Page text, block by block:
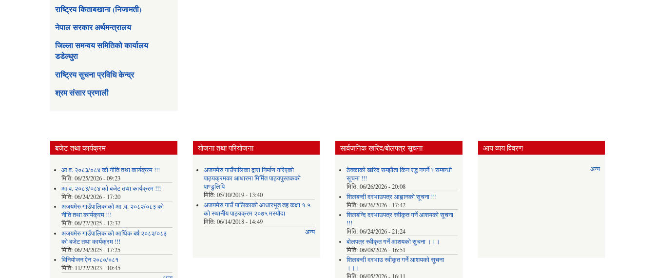
राष्ट्रिय किताबखाना (निजामती)
नेपाल सरकार अर्थमन्त्रालय
जिल्ला समन्वय समितिको कार्यालय
डडेल्धुरा
राष्ट्रिय सुचना प्रविधि केन्द्र
श्रम संसार प्रणाली
बजेट तथा कार्यक्रम
आ.व. २०८३/०८४ को नीति तथा कार्यक्रम !!!
मिति: 06/25/2026 - 09:23
आ.व. २०८३/०८४ को बजेट तथा कार्यक्रम !!!
मिति: 06/24/2026 - 17:20
अजयमेरु गाउँपालिकाको आ .व. २०८२/०८३ को
नीति तथा कार्यक्रम !!!
मिति: 06/27/2025 - 12:37
अजयमेरु गाउँपालिकाको आर्थिक बर्ष २०८२/०८३
को बजेट तथा कार्यक्रम !!!
मिति: 06/24/2025 - 17:25
विनियोजन ऐन २०८०/०८१
मिति: 11/22/2023 - 10:45
योजना तथा परियोजना
अजयमेरु गाउँपालिका द्वारा निर्माण गरिएको
पाठ्यक्रमका आधारमा मिर्मित पाठ्यपुस्तकको
पाण्डुलिपि
मिति:05/10/2019 - 13:40
अजयमेरु गाउँ पालिकाको आधारभूत तह कक्षा १-५
को स्थानीय पाठ्यक्रम २०७५ मस्यौदा
मिति:06/14/2018 - 14:49
अन्य
सार्वजनिक खरिद/बोलपत्र सूचना
ठेक्काको खरिद सम्झौता किन रद्ध नगर्ने ? सम्बन्धी
सूचना !!!
मिति: 06/26/2026 - 20:08
शिलबन्दी दरभाउपत्र आह्वानको सूचना !!!
मिति: 06/26/2026 - 17:42
शिलबन्दि दरभाउपत्र स्वीकृत गर्ने आशयकाे सूचना
!!!
मिति: 06/24/2026 - 21:24
बोलपत्र स्वीकृत गर्ने आशयको सुचना ।।।
मिति: 06/08/2026 - 16:51
शिलबन्दी दरभाउ स्वीकृत गर्ने आशयको सूचना
।।।
आय व्यय विवरण
अन्य